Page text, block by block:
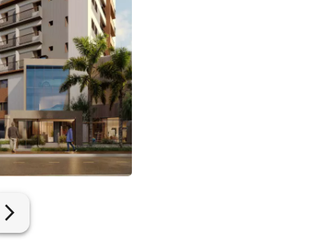
arrow_forward_ios